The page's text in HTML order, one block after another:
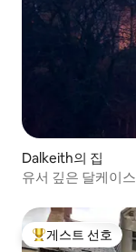
Dalkeith의 집
유서 깊은 달케이
상위 게스트 선호
게스트 선호